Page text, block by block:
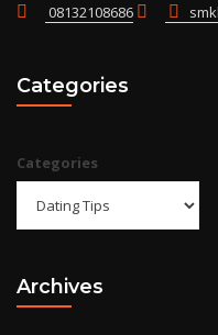
08132108686
Categories
Categories
Archives